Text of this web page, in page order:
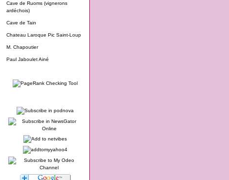
Cave de Ruoms (vignerons
ardéchois)
Cave de Tain
Chateau Laroque Pic Saint-Loup
M. Chapoutier
Paul Jaboulet Ainé